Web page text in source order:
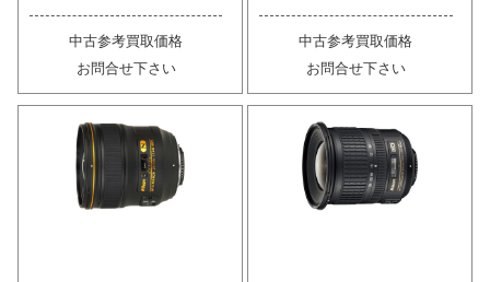
中古参考買取価格
お問合せ下さい
中古参考買取価格
お問合せ下さい